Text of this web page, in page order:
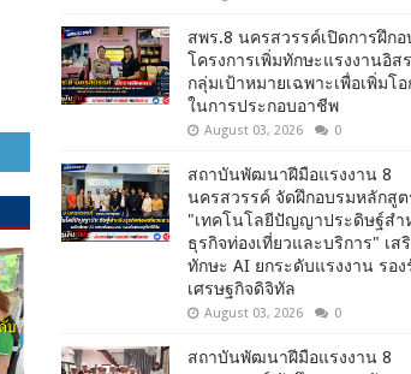
สพร.8 นครสวรรค์เปิดการฝึกอ
โครงการเพิ่มทักษะแรงงานอิส
กลุ่มเป้าหมายเฉพาะเพื่อเพิ่มโ
ในการประกอบอาชีพ
August 03, 2026 0
สถาบันพัฒนาฝีมือแรงงาน 8
นครสวรรค์ จัดฝึกอบรมหลักสูต
"เทคโนโลยีปัญญาประดิษฐ์สำ
ธุรกิจท่องเที่ยวและบริการ" เส
ทักษะ AI ยกระดับแรงงาน รอง
เศรษฐกิจดิจิทัล
August 03, 2026 0
สถาบันพัฒนาฝีมือแรงงาน 8